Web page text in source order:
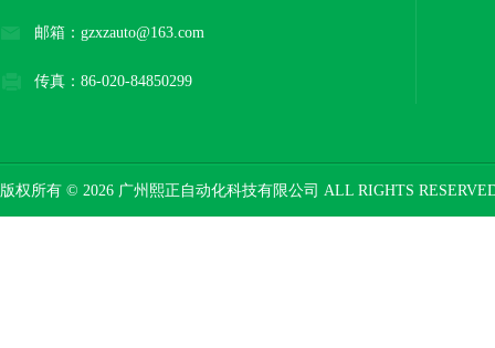
邮箱：gzxzauto@163.com
传真：86-020-84850299
版权所有 © 2026 广州熙正自动化科技有限公司 ALL RIGHTS